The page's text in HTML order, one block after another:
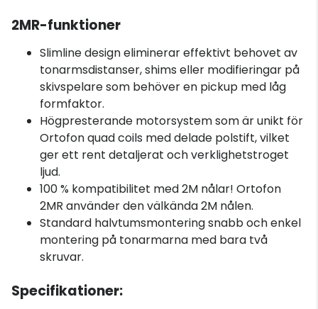
2MR-funktioner
Slimline design eliminerar effektivt behovet av
tonarmsdistanser, shims eller modifieringar på
skivspelare som behöver en pickup med låg
formfaktor.
Högpresterande motorsystem som är unikt för
Ortofon quad coils med delade polstift, vilket
ger ett rent detaljerat och verklighetstroget
ljud.
100 % kompatibilitet med 2M nålar! Ortofon
2MR använder den välkända 2M nålen.
Standard halvtumsmontering snabb och enkel
montering på tonarmarna med bara två
skruvar.
Specifikationer: